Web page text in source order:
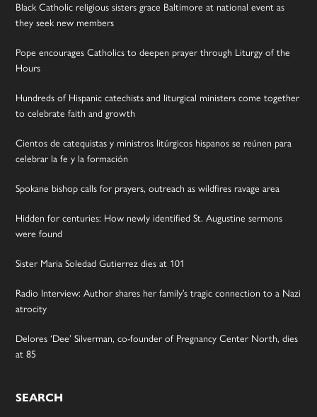
Black Catholic religious sisters grace Baltimore at national event as
they seek new members
Pope encourages Catholics to deepen prayer through Liturgy of the
Hours
Hundreds of Hispanic catechists and liturgical ministers come together
to celebrate faith and growth
Cientos de catequistas y ministros litúrgicos hispanos se reúnen para
celebrar la fe y la formación
Spokane bishop calls for prayers, outreach as wildfires ravage area
Hidden for centuries: How newly identified St. Augustine sermons
were found
Sister Maria Soledad Gutierrez dies at 101
Radio Interview: Author shares her family’s tragic connection to a Nazi
atrocity
Delores ‘Dee’ Silverman, co-founder of Pregnancy Center North, dies
at 85
SEARCH